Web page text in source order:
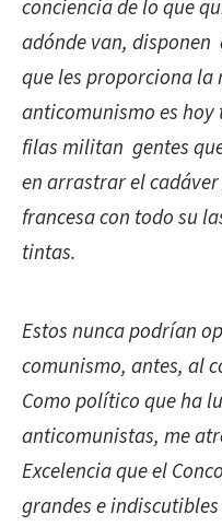
conciencia de lo que
adónde van,
que les proporciona la
anticomunismo es
filas militan gentes
en arrastrar el
francesa con todo su
tintas.
Estos nunca podrían
comunismo, antes, al
Como político que ha
anticomunistas, me
Excelencia que el
grandes e